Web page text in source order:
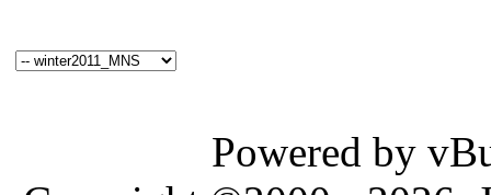
Powered by